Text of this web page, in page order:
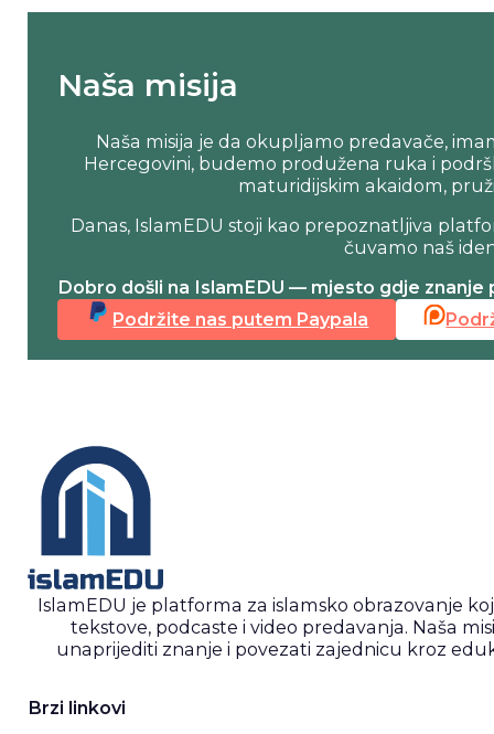
Naša misija
Naša misija je da okupljamo predavače,
Hercegovini, budemo produžena ruka i
maturidijskim akaidom,
Danas, IslamEDU stoji kao prepoznatljiva
čuvamo naš
Dobro došli na IslamEDU — mjesto gdje znanje
Podržite nas putem Paypala
IslamEDU je platforma za islamsko obrazovanje
tekstove, podcaste i video predavanja. Naša
unaprijediti znanje i povezati zajednicu kroz
Brzi linkovi